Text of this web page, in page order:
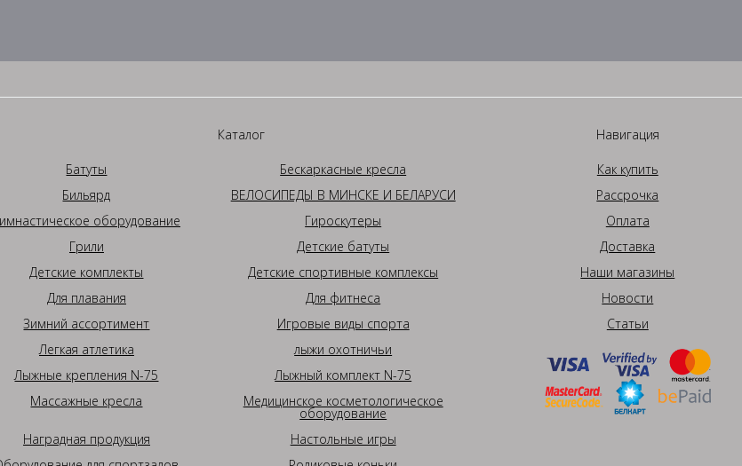
Каталог
Батуты
Бескаркасные кресла
Бильярд
ВЕЛОСИПЕДЫ В МИНСКЕ И БЕЛАРУСИ
оборудование
Гироскутеры
Грили
Детские батуты
Детские комплекты
Детские спортивные комплексы
Для плавания
Для фитнеса
Зимний ассортимент
Игровые виды спорта
Легкая атлетика
лыжи охотничьи
Лыжные крепления N-75
Лыжный комплект N-75
Массажные кресла
Медицинское косметологическое
оборудование
Наградная продукция
Настольные игры
Навигация
Как купить
Рассрочка
Оплата
Доставка
Наши магазины
Новости
Статьи